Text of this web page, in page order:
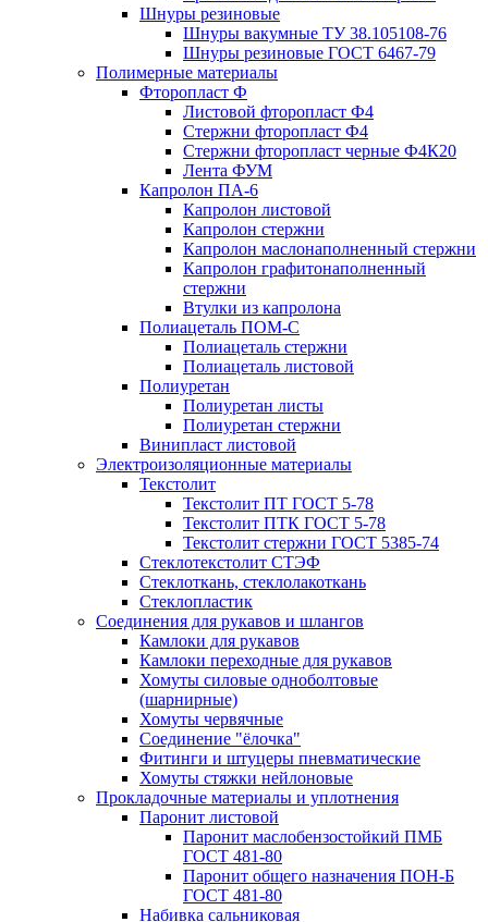
Шнуры резиновые
Шнуры вакумные ТУ 38.105108-76
Шнуры резиновые ГОСТ 6467-79
Полимерные материалы
Фторопласт Ф
Листовой фторопласт Ф4
Стержни фторопласт Ф4
Стержни фторопласт черные Ф4К20
Лента ФУМ
Капролон ПА-6
Капролон листовой
Капролон стержни
Капролон маслонаполненный стержни
Капролон графитонаполненный
стержни
Втулки из капролона
Полиацеталь ПОМ-С
Полиацеталь стержни
Полиацеталь листовой
Полиуретан
Полиуретан листы
Полиуретан стержни
Винипласт листовой
Электроизоляционные материалы
Текстолит
Текстолит ПТ ГОСТ 5-78
Текстолит ПТК ГОСТ 5-78
Текстолит стержни ГОСТ 5385-74
Стеклотекстолит СТЭФ
Стеклоткань, стеклолакоткань
Стеклопластик
Соединения для рукавов и шлангов
Камлоки для рукавов
Камлоки переходные для рукавов
Хомуты силовые одноболтовые
(шарнирные)
Хомуты червячные
Соединение "ёлочка"
Фитинги и штуцеры пневматические
Хомуты стяжки нейлоновые
Прокладочные материалы и уплотнения
Паронит листовой
Паронит маслобензостойкий ПМБ
ГОСТ 481-80
Паронит общего назначения ПОН-Б
ГОСТ 481-80
Набивка сальниковая